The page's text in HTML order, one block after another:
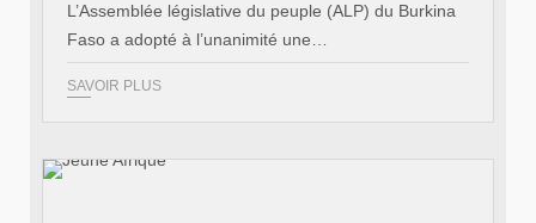
L’Assemblée législative du peuple (ALP) du Burkina
Faso a adopté à l’unanimité une…
SAVOIR PLUS